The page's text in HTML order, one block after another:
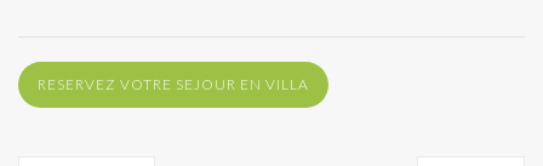
RESERVEZ VOTRE SEJOUR EN VILLA